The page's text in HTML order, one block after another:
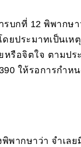
บกที่ 12 พิพากษา
ยประมาทเป็นเห
หรือจิตใจ ตามปร
ให้รอการกำห
พากษาว่า จำเล